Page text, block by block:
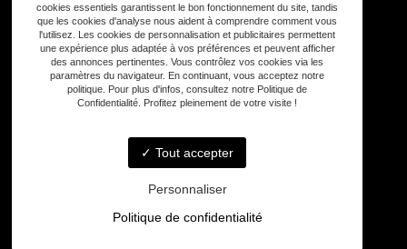
Adresse
33590 Vensac
06 33 48 35 75
contact@gd-drones-services.fr
cookies essentiels garantissent le bon fonctionnement du site, tandis
que les cookies d'analyse nous aident à comprendre comment vous
l'utilisez. Les cookies de personnalisation et publicitaires permettent
une expérience plus adaptée à vos préférences et peuvent afficher
des annonces pertinentes. Vous contrôlez vos cookies via les
paramètres du navigateur. En continuant, vous acceptez notre
politique. Pour plus d'infos, consultez notre Politique de
Confidentialité. Profitez pleinement de votre visite !
Tout accepter
Personnaliser
Politique de confidentialité